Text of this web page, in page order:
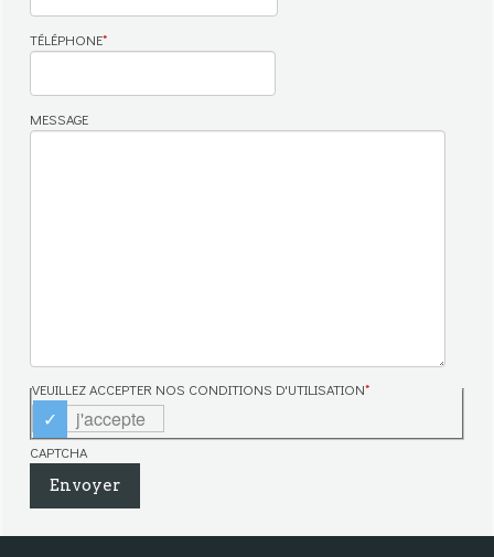
TÉLÉPHONE*
MESSAGE
VEUILLEZ ACCEPTER NOS CONDITIONS D'UTILISATION*
j'accepte
CAPTCHA